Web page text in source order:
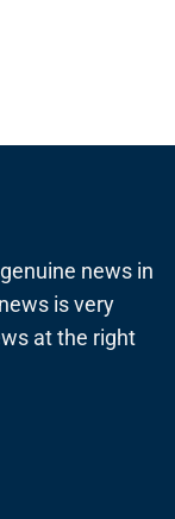
news in
is very
at the right